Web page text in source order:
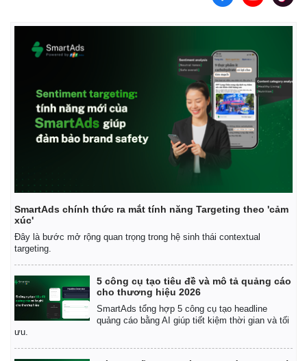
Chứng khoán
Giá cà phê
SmartAds chính thức ra mắt tính năng Targeting theo 'cảm
xúc'
Đây là bước mở rộng quan trọng trong hệ sinh thái contextual
targeting.
5 công cụ tạo tiêu đề và mô tả quảng cáo
cho thương hiệu 2026
SmartAds tổng hợp 5 công cụ tạo headline
quảng cáo bằng AI giúp tiết kiệm thời gian và tối
ưu.